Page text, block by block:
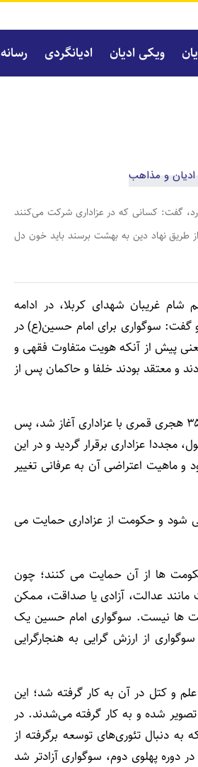
ویکی ادیان ادیانگردی رسانه
گفت: کسانی که در عزاداری شرکت می‌کنند
طریق نهاد دین به بهشت برسند باید خون دل
شام غریبان شهدای کربلا، در ادامه
گفت: سوگواری برای امام حسین(ع) در
پیش از آنکه هویت متفاوت فقهی و
و معتقد بودند خلفا و حاکمان پس از
وی افزود: سوگواری یکی از مولفه های هویتی است که در دوران حکومت آل بویه در سال ۳۵۰ هجری قمری با عزاداری آغاز شد، پس
از ۳۰۰ سال در دوران حکومت مغول، مجددا عزاداری برقرار گردید و در این
و ماهیت اعتراضی آن به عرفانی تغییر
شود و حکومت از عزاداری حمایت می
ها از آن حمایت می کنند؛ چون
عدالت، آزادی یا صداقت، ممکن
ها نیست. سوگواری امام حسین یک
از ارزش گرایی به هنجارگرایی
و کتل در آن به کار گرفته شد؛ این
تصویر شده و به کار گرفته می‌شدند. در
به دنبال تئوری‌های توسعه برگرفته از
دوره پهلوی دوم، سوگواری آزادتر شد